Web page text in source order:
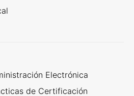
Electrónica
de Certificación